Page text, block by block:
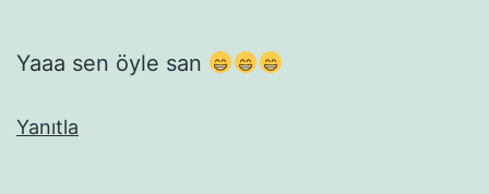
Yaaa sen öyle san
Yanıtla